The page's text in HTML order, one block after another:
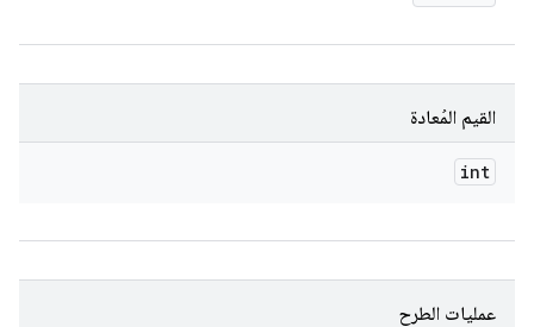
القيم المُعادة
int
عمليات الطرح